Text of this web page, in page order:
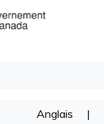
Anglais |